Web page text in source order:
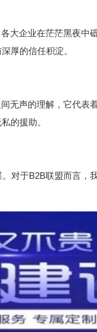
大企业在茫茫黑夜中
厚的信任积淀。
无声的理解，它代表
的援助。
对于B2B联盟而言，